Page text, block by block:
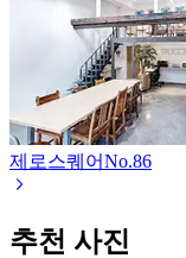
제로스퀘어No.86
추천 사진